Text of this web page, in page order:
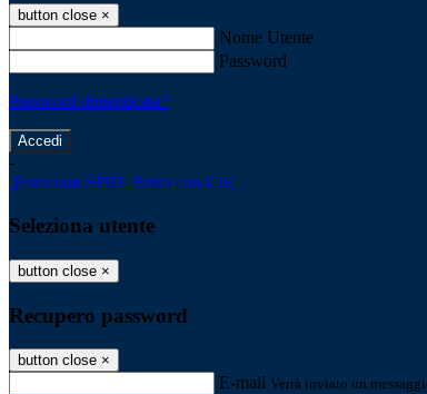
button close ×
Nome Utente
Password
Password dimenticata?
-
Entra con SPID Entra con CIE
Seleziona utente
button close ×
Recupero password
button close ×
E-mail Verrà inviato un